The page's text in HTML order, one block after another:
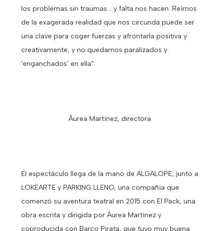
los problemas sin traumas... y falta nos hacen. Reírnos
de la exagerada realidad que nos circunda puede ser
una clave para coger fuerzas y afrontarla positiva y
creativamente, y no quedarnos paralizados y
'enganchados' en ella".
Áurea Martínez, directora
El espectáculo llega de la mano de ALGALOPE, junto a
LOKEARTE y PARKING LLENO, una compañía que
comenzó su aventura teatral en 2015 con El Pack, una
obra escrita y dirigida por Áurea Martínez y
coproducida con Barco Pirata, que tuvo muy buena